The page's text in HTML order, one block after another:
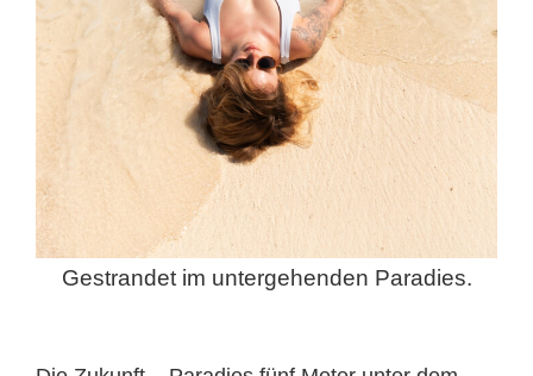
Gestrandet im untergehenden Paradies.